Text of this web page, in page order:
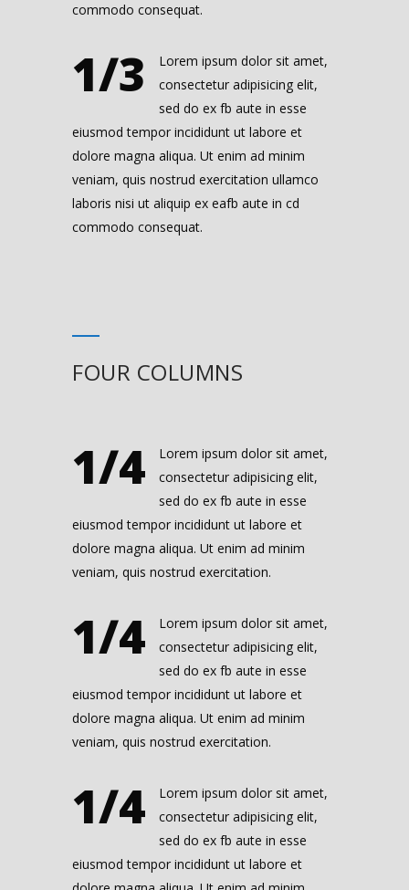
commodo consequat.
1/3
Lorem ipsum dolor sit amet,
consectetur adipisicing elit,
sed do ex fb aute in esse
eiusmod tempor incididunt ut labore et
dolore magna aliqua. Ut enim ad minim
veniam, quis nostrud exercitation ullamco
laboris nisi ut aliquip ex eafb aute in cd
commodo consequat.
FOUR COLUMNS
1/4
Lorem ipsum dolor sit amet,
consectetur adipisicing elit,
sed do ex fb aute in esse
eiusmod tempor incididunt ut labore et
dolore magna aliqua. Ut enim ad minim
veniam, quis nostrud exercitation.
1/4
Lorem ipsum dolor sit amet,
consectetur adipisicing elit,
sed do ex fb aute in esse
eiusmod tempor incididunt ut labore et
dolore magna aliqua. Ut enim ad minim
veniam, quis nostrud exercitation.
1/4
Lorem ipsum dolor sit amet,
consectetur adipisicing elit,
sed do ex fb aute in esse
eiusmod tempor incididunt ut labore et